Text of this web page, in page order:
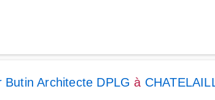
Butin Architecte DPLG à